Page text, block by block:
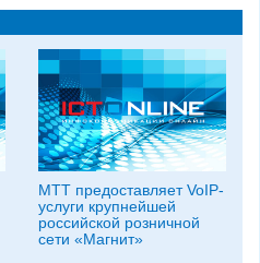
МТТ предоставляет VoIP-
услуги крупнейшей
российской розничной
сети «Магнит»